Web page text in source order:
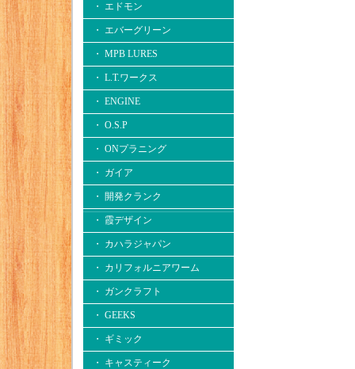
・ エドモン
・ エバーグリーン
・ MPB LURES
・ L.T.ワークス
・ ENGINE
・ O.S.P
・ ONプラニング
・ ガイア
・ 開発クランク
・ 霞デザイン
・ カハラジャパン
・ カリフォルニアワーム
・ ガンクラフト
・ GEEKS
・ ギミック
・ キャスティーク